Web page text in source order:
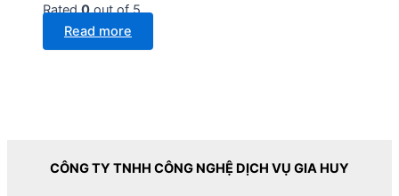
Rated0out of 5
Read more
CÔNG TY TNHH CÔNG NGHỆ DỊCH VỤ GIA HUY